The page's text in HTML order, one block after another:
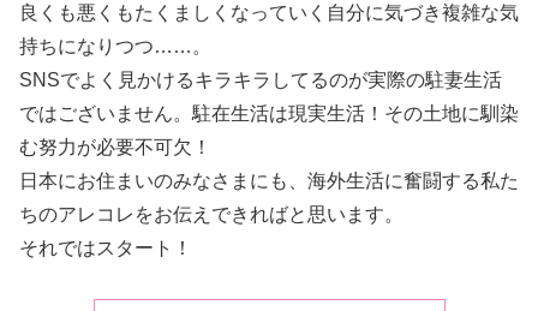
良くも悪くもたくましくなっていく自分に気づき複雑な気
持ちになりつつ……。
SNSでよく見かけるキラキラしてるのが実際の駐妻生活
ではございません。駐在生活は現実生活！その土地に馴染
む努力が必要不可欠！
日本にお住まいのみなさまにも、海外生活に奮闘する私た
ちのアレコレをお伝えできればと思います。
それではスタート！